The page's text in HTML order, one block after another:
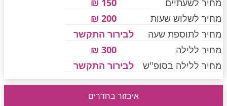
חדרים לפי שעה בחוף הכרמל
חדרים לפי שעה בחיפה קריות
חדרים לפי שעה בכנרת גליל תחתון עמקים
מחיר לשלוש שעות
200 ₪
מחיר לתוספת שעה
לבירור התקשר
מחיר ללילה
300 ₪
מחיר ללילה בסופ''ש
לבירור התקשר
איבזור בחדרים